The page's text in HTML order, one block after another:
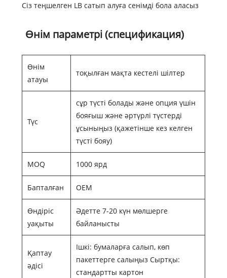
Сіз теңшелген LB сатып алуға сенімді бола аласыз
Өнім параметрі (спецификация)
Өнім
атауы
тоқылған мақта кестелі шілтер
Түс
сұр түсті болады және опция үшін
бояғыш және әртүрлі түстерді
ұсыныңыз (қажетінше кез келген
түсті бояу)
MOQ 1000 ярд
Бапталған OEM
Өндіріс
уақыты
Әдетте 7-20 күн мөлшерге
байланысты
Қаптау
әдісі
Ішкі: бумаларға салып, көп
пакеттерге салыңыз Сыртқы:
стандартты картон